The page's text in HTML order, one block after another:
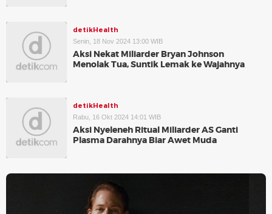
detikHealth
Senin, 18 Nov 2024 13:00 WIB
Aksi Nekat Miliarder Bryan Johnson
Menolak Tua, Suntik Lemak ke Wajahnya
detikHealth
Rabu, 16 Okt 2024 14:01 WIB
Aksi Nyeleneh Ritual Miliarder AS Ganti
Plasma Darahnya Biar Awet Muda